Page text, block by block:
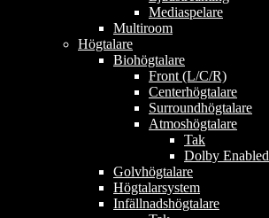
Mediaspelare
Multiroom
Högtalare
Biohögtalare
Front (L/C/R)
Centerhögtalare
Surroundhögtalare
Atmoshögtalare
Tak
Dolby Enabled
Golvhögtalare
Högtalarsystem
Infällnadshögtalare